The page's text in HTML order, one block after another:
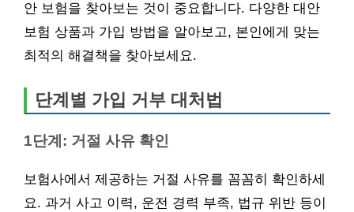
안 보험을 찾아보는 것이 중요합니다. 다양한 대안
보험 상품과 가입 방법을 알아보고, 본인에게 맞는
최적의 해결책을 찾아보세요.
단계별 가입 거부 대처법
1단계: 거절 사유 확인
보험사에서 제공하는 거절 사유를 꼼꼼히 확인하세
요. 과거 사고 이력, 운전 경력 부족, 법규 위반 등이